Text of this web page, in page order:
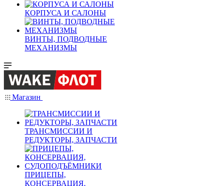
КОРПУСА И САЛОНЫ
ВИНТЫ, ПОДВОДНЫЕ
МЕХАНИЗМЫ
Магазин
ТРАНСМИССИИ И
РЕДУКТОРЫ, ЗАПЧАСТИ
ПРИЦЕПЫ,
КОНСЕРВАЦИЯ,